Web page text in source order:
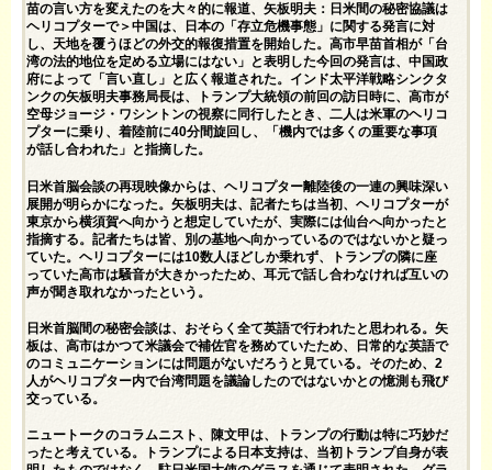
苗の言い方を変えたのを大々的に報道、矢板明夫：日米間の秘密協議は
ヘリコプターで＞中国は、日本の「存立危機事態」に関する発言に対
し、天地を覆うほどの外交的報復措置を開始した。高市早苗首相が「台
湾の法的地位を定める立場にはない」と表明した今回の発言は、中国政
府によって「言い直し」と広く報道された。インド太平洋戦略シンクタ
ンクの矢板明夫事務局長は、トランプ大統領の前回の訪日時に、高市が
空母ジョージ・ワシントンの視察に同行したとき、二人は米軍のヘリコ
プターに乗り、着陸前に40分間旋回し、「機内では多くの重要な事項
が話し合われた」と指摘した。
日米首脳会談の再現映像からは、ヘリコプター離陸後の一連の興味深い
展開が明らかになった。矢板明夫は、記者たちは当初、ヘリコプターが
東京から横須賀へ向かうと想定していたが、実際には仙台へ向かったと
指摘する。記者たちは皆、別の基地へ向かっているのではないかと疑っ
ていた。ヘリコプターには10数人ほどしか乗れず、トランプの隣に座
っていた高市は騒音が大きかったため、耳元で話し合わなければ互いの
声が聞き取れなかったという。
日米首脳間の秘密会談は、おそらく全て英語で行われたと思われる。矢
板は、高市はかつて米議会で補佐官を務めていたため、日常的な英語で
のコミュニケーションには問題がないだろうと見ている。そのため、2
人がヘリコプター内で台湾問題を議論したのではないかとの憶測も飛び
交っている。
ニュートークのコラムニスト、陳文甲は、トランプの行動は特に巧妙だ
ったと考えている。トランプによる日本支持は、当初トランプ自身が表